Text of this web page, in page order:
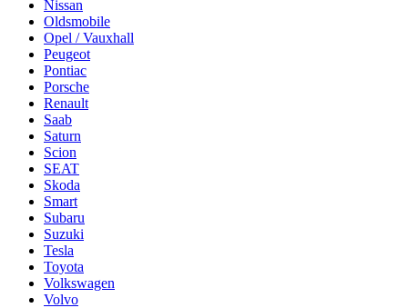
Nissan
Oldsmobile
Opel / Vauxhall
Peugeot
Pontiac
Porsche
Renault
Saab
Saturn
Scion
SEAT
Skoda
Smart
Subaru
Suzuki
Tesla
Toyota
Volkswagen
Volvo